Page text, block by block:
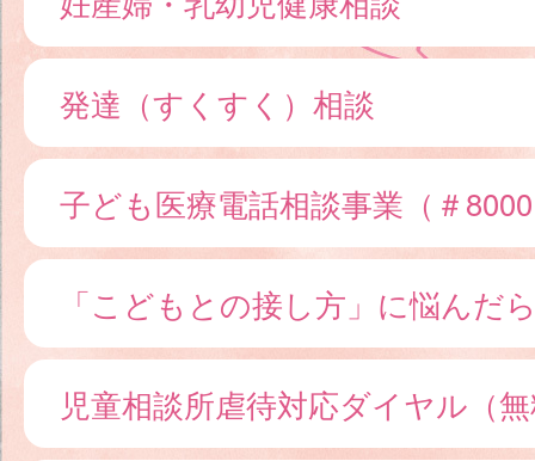
発達（すくすく）相談
子ども医療電話相談事業（＃
「こどもとの接し方」に悩んだ
児童相談所虐待対応ダイヤル（